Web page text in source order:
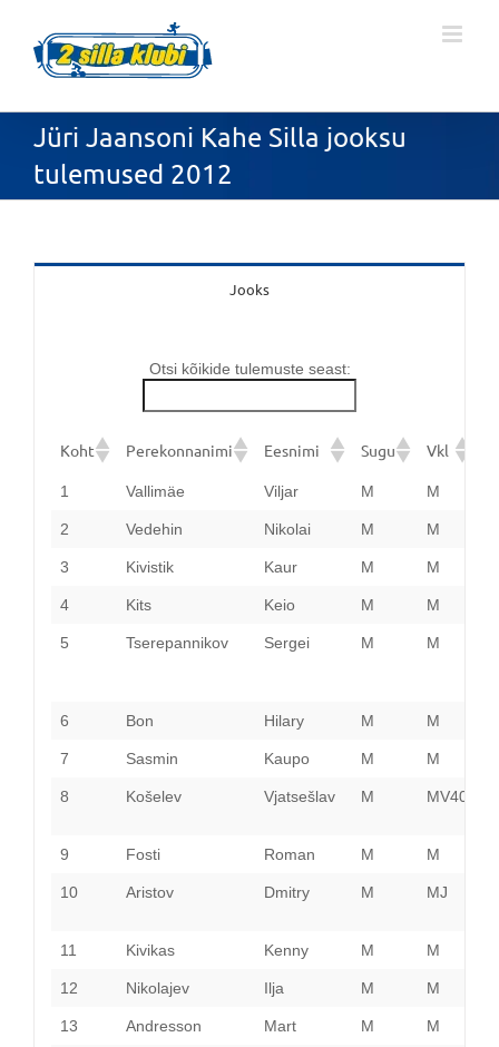
content
Jüri Jaansoni Kahe Silla jooksu
tulemused 2012
Jooks
Otsi kõikide tulemuste seast:
Koht Perekonnanimi Eesnimi Sugu Vkl
1 Vallimäe Viljar M M
2 Vedehin Nikolai M M
3 Kivistik Kaur M M
4 Kits Keio M M
5 Tserepannikov Sergei M M
6 Bon Hilary M M
7 Sasmin Kaupo M M
8 Košelev Vjatsešlav M MV40
9 Fosti Roman M M
10 Aristov Dmitry M MJ
11 Kivikas Kenny M M
12 Nikolajev Ilja M M
13 Andresson Mart M M